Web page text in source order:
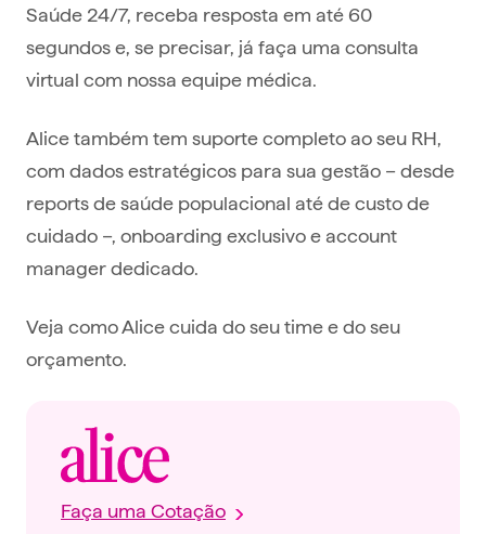
Saúde 24/7, receba resposta em até 60
segundos e, se precisar, já faça uma consulta
virtual com nossa equipe médica.
Alice também tem suporte completo ao seu RH,
com dados estratégicos para sua gestão – desde
reports de saúde populacional até de custo de
cuidado –, onboarding exclusivo e account
manager dedicado.
Veja como Alice cuida do seu time e do seu
orçamento.
Faça uma Cotação